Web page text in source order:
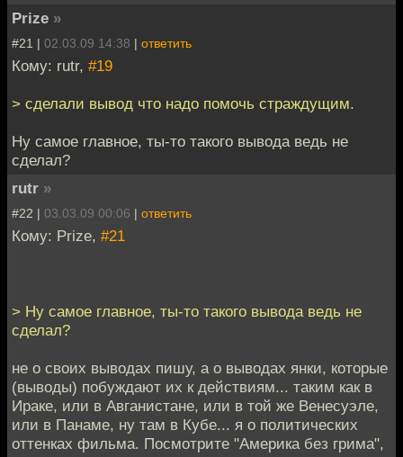
Prize »
#21 | 02.03.09 14:38 | ответить
Кому: rutr, #19
> сделали вывод что надо помочь страждущим.
Ну самое главное, ты-то такого вывода ведь не
сделал?
rutr »
#22 | 03.03.09 00:06 | ответить
Кому: Prize, #21
> Ну самое главное, ты-то такого вывода ведь не
сделал?
не о своих выводах пишу, а о выводах янки, которые
(выводы) побуждают их к действиям... таким как в
Ираке, или в Авганистане, или в той же Венесуэле,
или в Панаме, ну там в Кубе... я о политических
оттенках фильма. Посмотрите "Америка без грима",